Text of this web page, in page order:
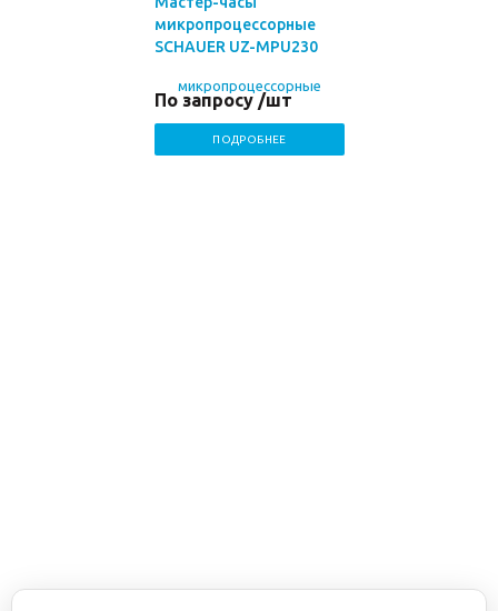
микропроцессорные
SCHAUER UZ-MPU230
По запросу /шт
ПОДРОБНЕЕ